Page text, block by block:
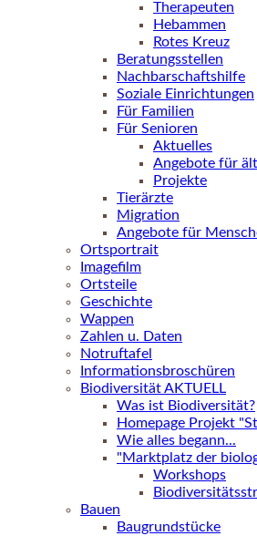
Therapeuten
Hebammen
Rotes Kreuz
Beratungsstellen
Nachbarschaftshilfe
Soziale Einrichtungen
Für Familien
Für Senioren
Aktuelles
Angebote für
Projekte
Tierärzte
Migration
Angebote für
Ortsportrait
Imagefilm
Ortsteile
Geschichte
Wappen
Zahlen u. Daten
Notruftafel
Informationsbroschüren
Biodiversität AKTUELL
Was ist Biodiversität?
Homepage Projekt
Wie alles begann...
"Marktplatz der
Workshops
Bauen
Baugrundstücke